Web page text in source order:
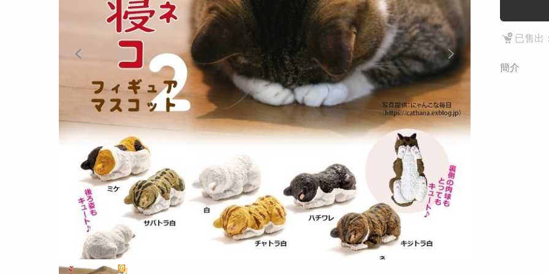
已售出
簡介